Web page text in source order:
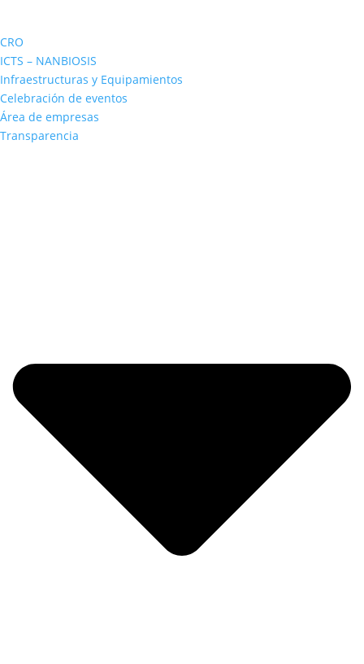
CRO
ICTS – NANBIOSIS
Infraestructuras y Equipamientos
Celebración de eventos
Área de empresas
Transparencia